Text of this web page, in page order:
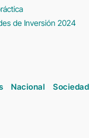
de Inversión 2024
Nacional Sociedad